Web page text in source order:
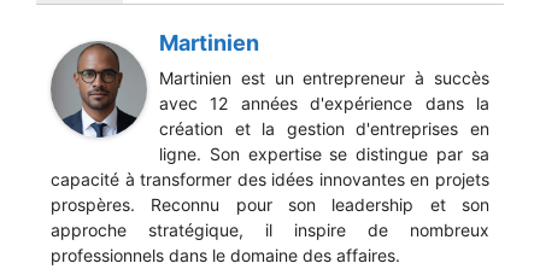
Martinien
Martinien est un entrepreneur à succès
avec 12 années d'expérience dans la
création et la gestion d'entreprises en
ligne. Son expertise se distingue par sa
capacité à transformer des idées innovantes en projets
prospères. Reconnu pour son leadership et son
approche stratégique, il inspire de nombreux
professionnels dans le domaine des affaires.